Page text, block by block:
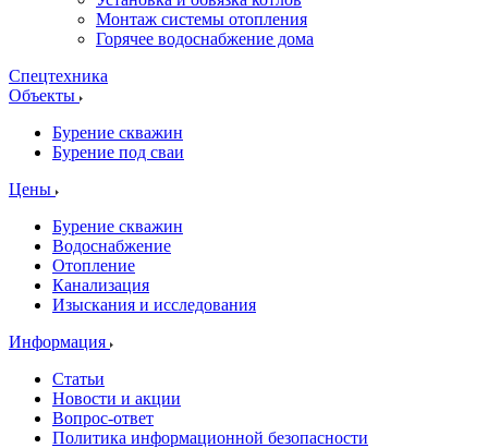
Монтаж системы отопления
Горячее водоснабжение дома
Спецтехника
Объекты
Бурение скважин
Бурение под сваи
Цены
Бурение скважин
Водоснабжение
Отопление
Канализация
Изыскания и исследования
Информация
Статьи
Новости и акции
Вопрос-ответ
Политика информационной безопасности